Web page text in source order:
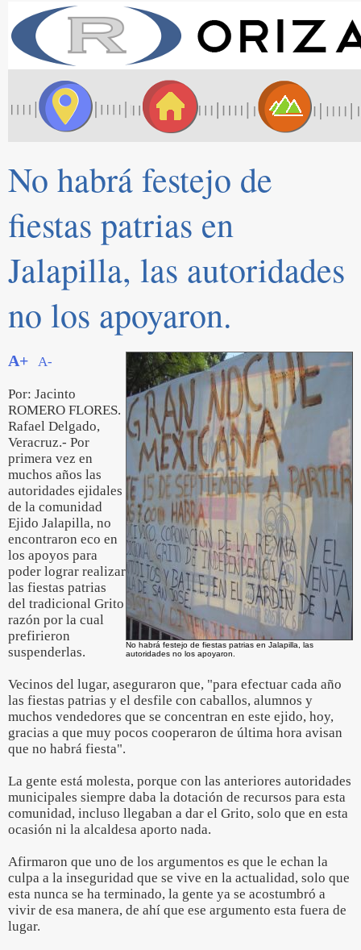
No habrá festejo de
fiestas patrias en
Jalapilla, las autoridades
no los apoyaron.
No habrá festejo de fiestas patrias en Jalapilla, las
autoridades no los apoyaron.
A+ A-
Por: Jacinto
ROMERO FLORES.
Rafael Delgado,
Veracruz.- Por
primera vez en
muchos años las
autoridades ejidales
de la comunidad
Ejido Jalapilla, no
encontraron eco en
los apoyos para
poder lograr realizar
las fiestas patrias
del tradicional Grito
razón por la cual
prefirieron
suspenderlas.
Vecinos del lugar, aseguraron que, "para efectuar cada año
las fiestas patrias y el desfile con caballos, alumnos y
muchos vendedores que se concentran en este ejido, hoy,
gracias a que muy pocos cooperaron de última hora avisan
que no habrá fiesta".
La gente está molesta, porque con las anteriores autoridades
municipales siempre daba la dotación de recursos para esta
comunidad, incluso llegaban a dar el Grito, solo que en esta
ocasión ni la alcaldesa aporto nada.
Afirmaron que uno de los argumentos es que le echan la
culpa a la inseguridad que se vive en la actualidad, solo que
esta nunca se ha terminado, la gente ya se acostumbró a
vivir de esa manera, de ahí que ese argumento esta fuera de
lugar.